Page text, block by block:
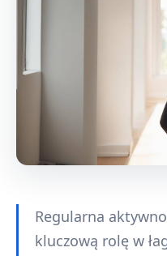
Regularna
kluczową rolę w